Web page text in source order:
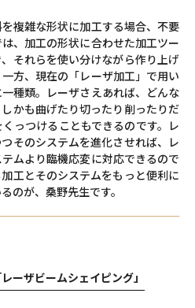
複雑な形状に加工する場合、不要
、加工の形状に合わせた加工ツー
それらを使い分けながら作り上げ
方、現在の「レーザ加工」で用い
種類。レーザさえあれば、どんな
かも曲げたり切ったり削ったりだ
っつけることもできるのです。レ
そのシステムを進化させれば、レ
ムより臨機応変に対応できるので
工とそのシステムをもっと便利に
のが、桑野先生です。
ーザビームシェイピング」